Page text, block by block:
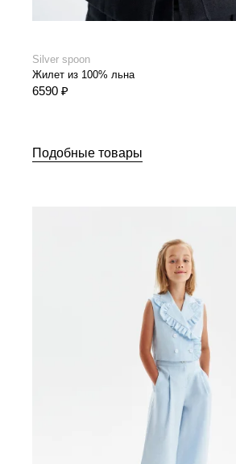
Silver spoon
Жилет из 100% льна
6590 ₽
Подобные товары